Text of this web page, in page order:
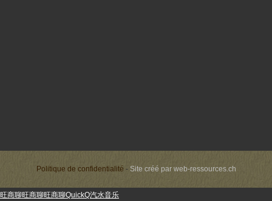
Politique de confidentialité - Site créé par web-ressources.ch
旺商聊旺商聊旺商聊QuickQ汽水音乐